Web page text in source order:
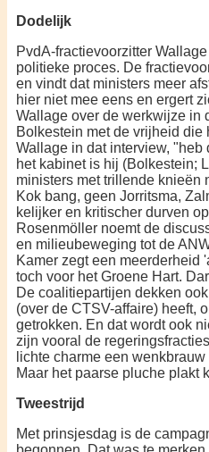
Dodelijk
PvdA-fractievoorzitter
politieke pro­ces. De
en vindt dat ministers meer
hier niet mee eens en ergert
Wallage over de werkwijze in
Bolkestein met de vrijheid die
Wallage in dat interview,
het kabinet is hij (Bolkestein;
ministers met trillende knieën
Kok bang, geen Jorritsma,
kelijker en kritischer durven
Rosenmöller noemt de
en milieu­beweging tot de
Kamer zegt een meerderheid
toch voor het Groene Hart.
De coalitiepartijen dekken
(over de CTSV-affaire) heeft,
getrokken. En dat wordt ook
zijn vooral de
lichte charme een
Maar het paarse pluche plakt
Tweestrijd
Met prinsjesdag is de